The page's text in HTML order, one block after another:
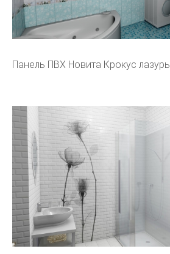
Панель ПВХ Новита Крокус лазурь